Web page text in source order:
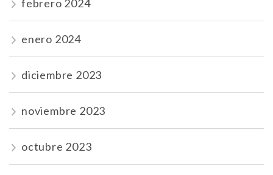
febrero 2024
enero 2024
diciembre 2023
noviembre 2023
octubre 2023